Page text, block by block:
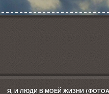
Я, И ЛЮДИ В МОЕЙ ЖИЗНИ